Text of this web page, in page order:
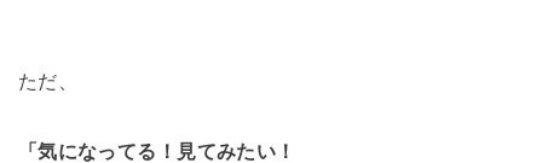
ただ、
「気になってる！見てみたい！